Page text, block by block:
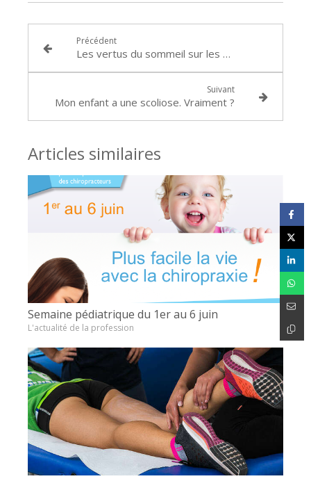
Précédent
Les vertus du sommeil sur les apprentissages confirmées chez le bébé
Suivant
Mon enfant a une scoliose. Vraiment ?
Articles similaires
Semaine pédiatrique du 1er au 6 juin
L'actualité de la profession